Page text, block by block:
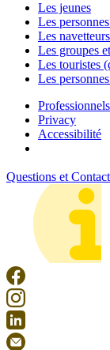
Les jeunes
Les
Les navetteurs
Les groupes
Les touristes
Les
Professionnels
Privacy
Accessibilité
Questions et Contact